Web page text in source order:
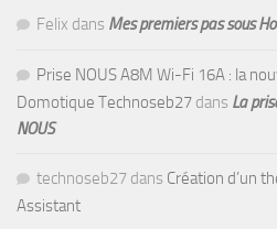
Felix dans Mes premiers pas sous
Prise NOUS A8M Wi-Fi 16A : la
Domotique Technoseb27 dans La
NOUS
technoseb27 dans Création d’un
Assistant